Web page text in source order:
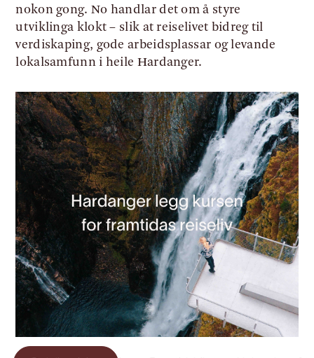
nokon gong. No handlar det om å styre
utviklinga klokt – slik at reiselivet bidreg til
verdiskaping, gode arbeidsplassar og levande
lokalsamfunn i heile Hardanger.